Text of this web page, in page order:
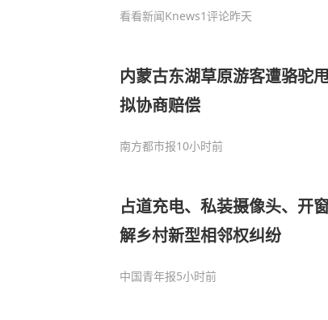
看看新闻Knews1评论昨天
内蒙古东湖草原游客遭骆驼
拟协商赔偿
南方都市报10小时前
占道充电、私装摄像头、开
解乡村新型相邻权纠纷
中国青年报5小时前